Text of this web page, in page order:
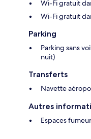
Wi-Fi gratuit
Wi-Fi gratuit
Parking
Parking sans
nuit)
Transferts
Navette
Autres
Espaces